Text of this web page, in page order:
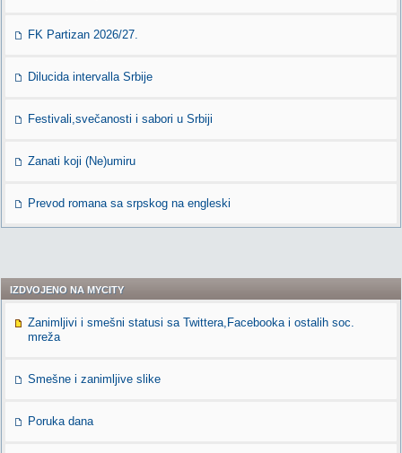
FK Partizan 2026/27.
Dilucida intervalla Srbije
Festivali,svečanosti i sabori u Srbiji
Zanati koji (Ne)umiru
Prevod romana sa srpskog na engleski
IZDVOJENO NA MYCITY
Zanimljivi i smešni statusi sa Twittera,Facebooka i ostalih soc.
mreža
Smešne i zanimljive slike
Poruka dana